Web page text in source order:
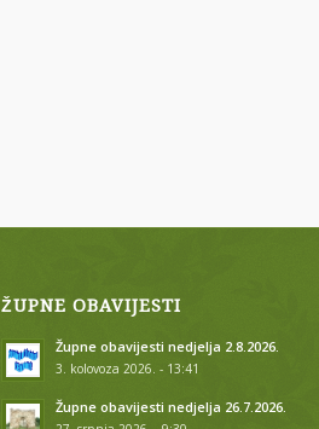
ŽUPNE OBAVIJESTI
Župne obavijesti nedjelja 2.8.2026.
3. kolovoza 2026. - 13:41
Župne obavijesti nedjelja 26.7.2026.